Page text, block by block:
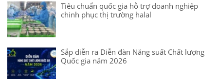
Tiêu chuẩn quốc gia hỗ trợ doanh nghiệp
chinh phục thị trường halal
Sắp diễn ra Diễn đàn Năng suất Chất lượng
Quốc gia năm 2026